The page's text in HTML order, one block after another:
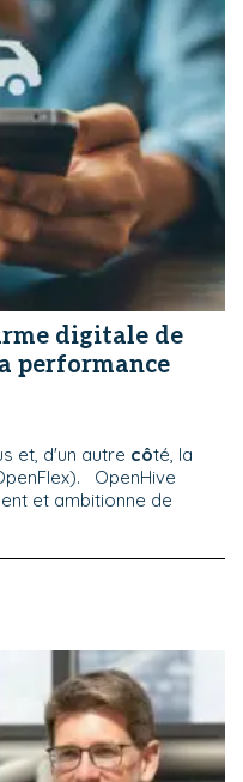
digitale de
performance
et, d'un autre côté, la
OpenHive
et ambitionne de